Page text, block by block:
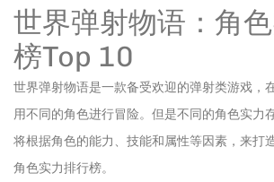
世界弹射物语：角
榜Top 10
世界弹射物语是一款备受欢迎的弹射类游戏，
用不同的角色进行冒险。但是不同的角色实力
将根据角色的能力、技能和属性等因素，来打
角色实力排行榜。